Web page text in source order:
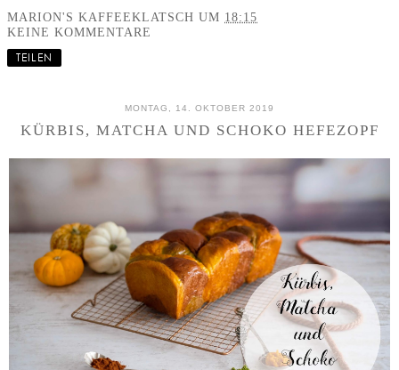
MARION'S KAFFEEKLATSCH UM 18:15
KEINE KOMMENTARE
TEILEN
MONTAG, 14. OKTOBER 2019
KÜRBIS, MATCHA UND SCHOKO HEFEZOPF